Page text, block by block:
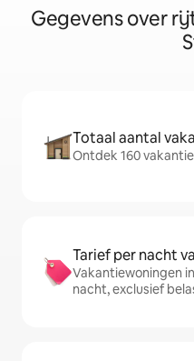
Gegevens over
Totaal aantal
Ontdek 160
Tarief per nacht
Vakantiewoningen
nacht, exclusief